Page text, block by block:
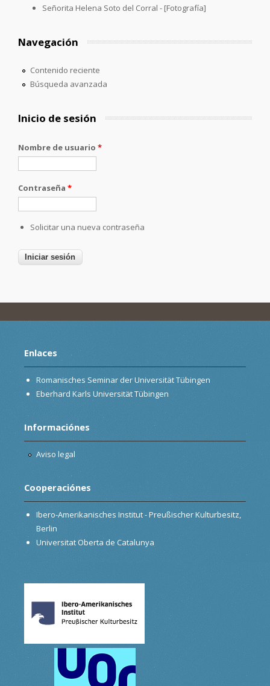
Señorita Helena Soto del Corral - [Fotografía]
Navegación
Contenido reciente
Búsqueda avanzada
Inicio de sesión
Nombre de usuario *
Contraseña *
Solicitar una nueva contraseña
Enlaces
Romanisches Seminar der Universität Tübingen
Eberhard Karls Universität Tübingen
Informaciónes
Aviso legal
Cooperaciónes
Ibero-Amerikanisches Institut - Preußischer Kulturbesitz,
Berlin
Universitat Oberta de Catalunya